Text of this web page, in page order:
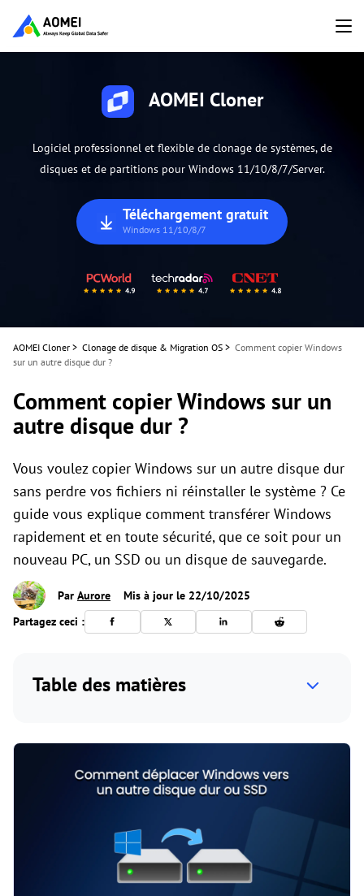
AOMEI Cloner
Logiciel professionnel et flexible de clonage de systèmes, de
disques et de partitions pour Windows 11/10/8/7/Server.
Téléchargement gratuit
Windows 11/10/8/7
AOMEI Cloner > Clonage de disque & Migration OS > Comment copier Windows
sur un autre disque dur ?
Comment copier Windows sur un
autre disque dur ?
Vous voulez copier Windows sur un autre disque dur
sans perdre vos fichiers ni réinstaller le système ? Ce
guide vous explique comment transférer Windows
rapidement et en toute sécurité, que ce soit pour un
nouveau PC, un SSD ou un disque de sauvegarde.
Par Aurore
Mis à jour le 22/10/2025
Partagez ceci :
Table des matières